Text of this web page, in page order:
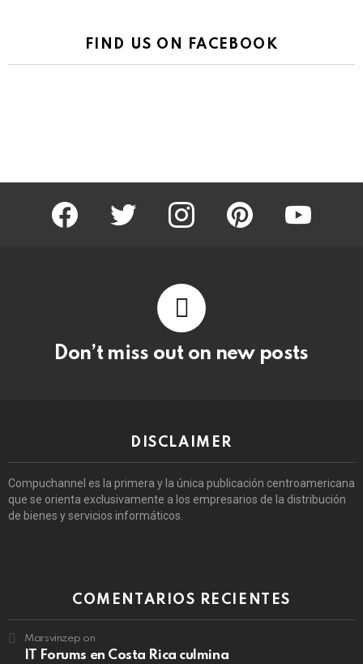
FIND US ON FACEBOOK
facebook twitter instagram pinterest youtube
Don’t miss out on new posts
DISCLAIMER
Compuchannel es la primera y la única publicación centroamericana
que se orienta exclusivamente a los empresarios de la distribución
de bienes y servicios informáticos.
COMENTARIOS RECIENTES
Marsvinzep on
IT Forums en Costa Rica culmina